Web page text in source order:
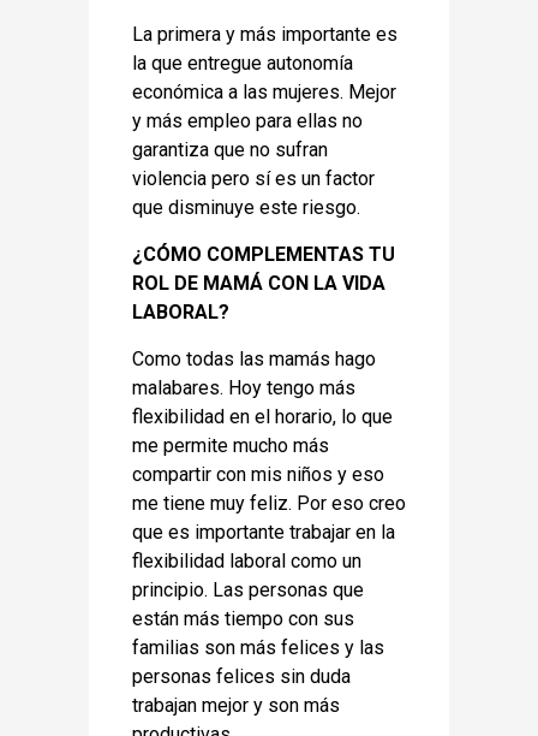
La primera y más importante es
la que entregue autonomía
económica a las mujeres. Mejor
y más empleo para ellas no
garantiza que no sufran
violencia pero sí es un factor
que disminuye este riesgo.
¿CÓMO COMPLEMENTAS TU
ROL DE MAMÁ CON LA VIDA
LABORAL?
Como todas las mamás hago
malabares. Hoy tengo más
flexibilidad en el horario, lo que
me permite mucho más
compartir con mis niños y eso
me tiene muy feliz. Por eso creo
que es importante trabajar en la
flexibilidad laboral como un
principio. Las personas que
están más tiempo con sus
familias son más felices y las
personas felices sin duda
trabajan mejor y son más